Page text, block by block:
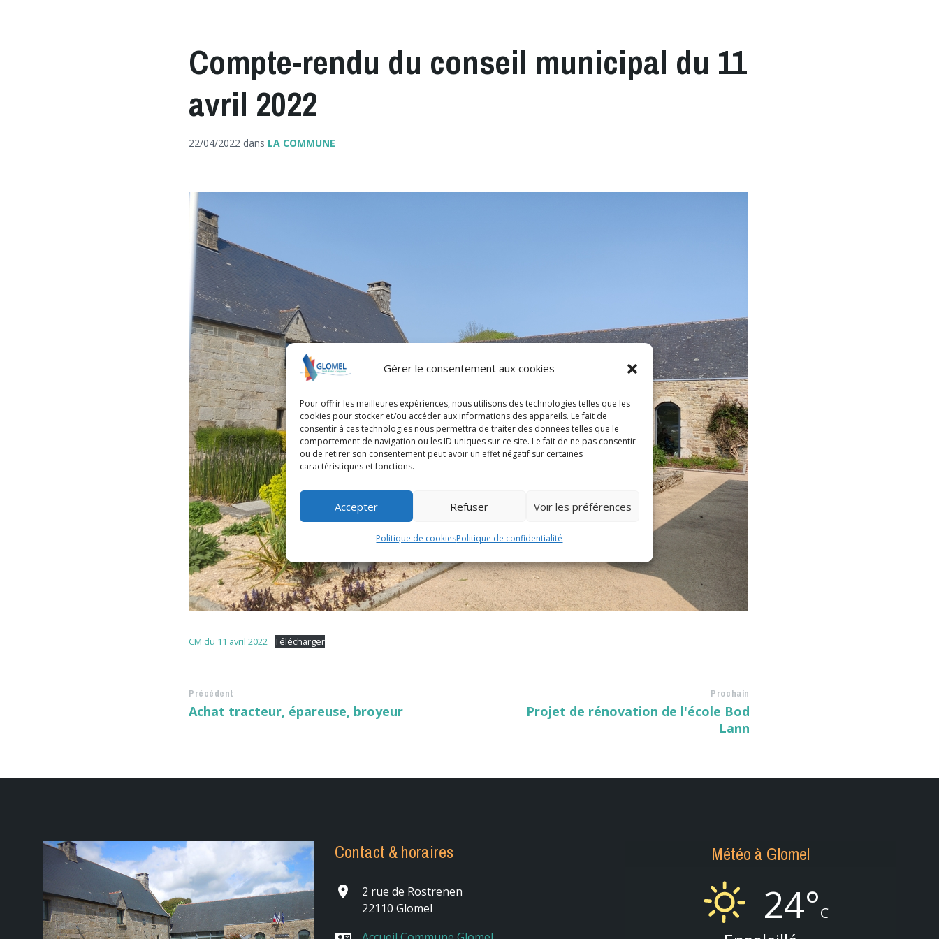
Gérer le consentement aux cookies
Pour offrir les meilleures expériences, nous utilisons des technologies telles que les
cookies pour stocker et/ou accéder aux informations des appareils. Le fait de
consentir à ces technologies nous permettra de traiter des données telles que le
comportement de navigation ou les ID uniques sur ce site. Le fait de ne pas consentir
ou de retirer son consentement peut avoir un effet négatif sur certaines
caractéristiques et fonctions.
Accepter Refuser Voir les préférences
Politique de cookiesPolitique de confidentialité
Compte-rendu du conseil municipal du 11
avril 2022
22/04/2022 dans LA COMMUNE
CM du 11 avril 2022 Télécharger
Précédent
Achat tracteur, épareuse, broyeur
Prochain
Projet de rénovation de l'école Bod
Lann
Contact & horaires
place
2 rue de Rostrenen
22110 Glomel
Météo à Glomel
24°C